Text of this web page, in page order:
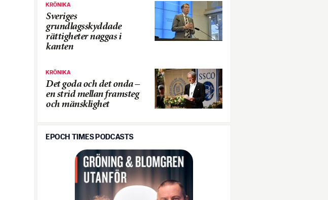
KRÖNIKA
Sveriges
grundlagsskyddade
rättigheter naggas i
kanten
KRÖNIKA
Det goda och det onda –
en strid mellan framsteg
och mänsklighet
EPOCH TIMES PODCASTS